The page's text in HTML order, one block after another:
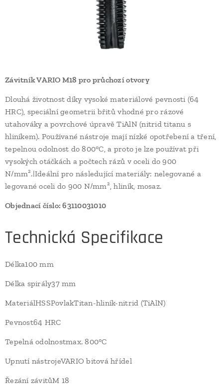
Závitník VARIO M18 pro průchozí otvory
Dlouhá životnost díky vysoké materiálové pevnosti (64
HRC), speciální geometrii břitů vhodné pro rázové
utahováky a povrchové úpravě TiAlN (nitrid titanu s
hliníkem). Používané nástroje mají nízké opotřebení a tření,
tepelnou odolnost do 800°C, a proto je lze používat při
vysokých otáčkách a počtech rázů v oceli do 900
N/mm².|Ideální pro následující materiály: nelegované a
legované oceli do 900 N/mm², hliník, mosaz.
Objednací číslo: 63110031010
Technická Specifikace
Délka100 mm
Délka spirály37 mm
MateriálHSSPovlakTitan-hliník-nitrid (TiAlN)
Pevnost64 HRC
Tepelná odolnostmax. 800°C
Upnutí nástrojeVARIO bitová hřídel
Řezání závitůM 18